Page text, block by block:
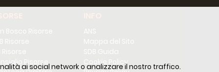
ai social network o analizzare il nostro traffico.
Risorse
Cookie Policy